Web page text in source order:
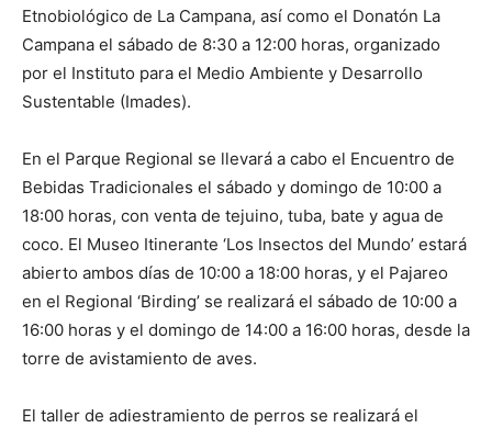
Etnobiológico de La Campana, así como el Donatón La
Campana el sábado de 8:30 a 12:00 horas, organizado
por el Instituto para el Medio Ambiente y Desarrollo
Sustentable (Imades).
En el Parque Regional se llevará a cabo el Encuentro de
Bebidas Tradicionales el sábado y domingo de 10:00 a
18:00 horas, con venta de tejuino, tuba, bate y agua de
coco. El Museo Itinerante ‘Los Insectos del Mundo’ estará
abierto ambos días de 10:00 a 18:00 horas, y el Pajareo
en el Regional ‘Birding’ se realizará el sábado de 10:00 a
16:00 horas y el domingo de 14:00 a 16:00 horas, desde la
torre de avistamiento de aves.
El taller de adiestramiento de perros se realizará el